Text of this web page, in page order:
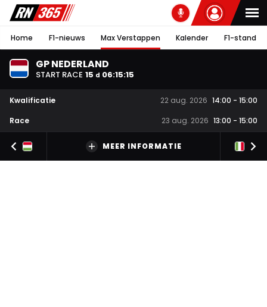
Home F1-nieuws Max Verstappen Kalender F1-stand
GP NEDERLAND
START RACE 15 d 06:15:15
Kwalificatie 22 aug. 2026 14:00 - 15:00
Race
23 aug. 2026 13:00 - 15:00
MEER INFORMATIE